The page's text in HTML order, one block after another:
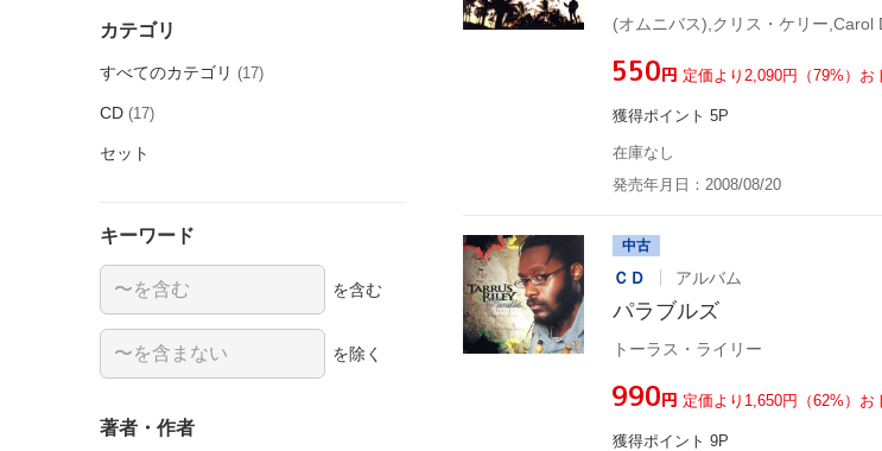
¥550円 定価より2,090円（79%）お
獲得ポイント 5P
在庫なし
発売年月日：2008/08/20
中古
ＣＤ アルバム
パラブルズ
トーラス・ライリー
¥990円 定価より1,650円（62%）お
獲得ポイント 9P
カテゴリ
すべてのカテゴリ (17)
CD (17)
セット
キーワード
を含む
を除く
著者・作者